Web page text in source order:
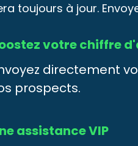
toujours à jour.
votre chiffre
directement
prospects.
assistance VIP